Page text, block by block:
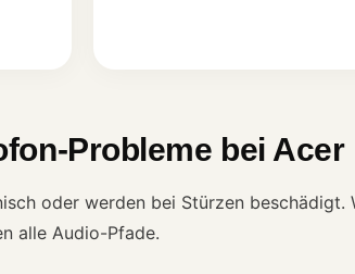
Probleme bei Acer
oder werden bei Stürzen beschädigt.
alle Audio-Pfade.